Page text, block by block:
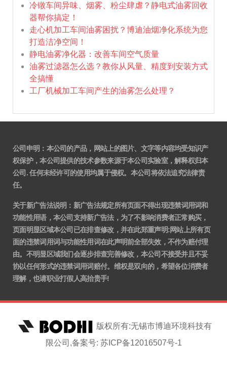
冷镦车间异味、烟雾、粉尘肆虐？静电式油雾回收
器帮你搞定！
走心机加工车间油雾困扰？博迪油烟净化系统为您
打造洁净空间！
静电油雾净化器：改善车间空气质量
油雾过滤器怎么选？教你从风量、精度到安装方式
全搞懂
工厂机械加工车间产生的油雾怎么处理？
公司申明：本公司的产品，网站上的图片、文字等内容均受知识产
权保护，本公司提供的技术参数来源于本公司实验室，解释权归本
公司. 任何未经许可的使用均属于侵权。本公司将依法追究法律责
任。
关于新广告法说明 ： 新广告法规定所有页面不得出现违禁词用词和
功能性用语，本公司支持新广告法，为了不影响消费者正常购买，
页面明显区域本公司已在排查修改，并在此郑重声明:网站上所有页
面的违禁词用词与功能性用词在此声明前全部失效，不作为赔付理
由。不明显区域我们会逐步排查完善修改，本公司不接受并且不妥
协以任何形式的违禁词用词赔付。维权是双向的，希望各位消费者
理解，也请职业打假人高抬贵手!
版权所有:无锡市博迪环境科技有
限公司,备案号: 苏ICP备12016507号-1